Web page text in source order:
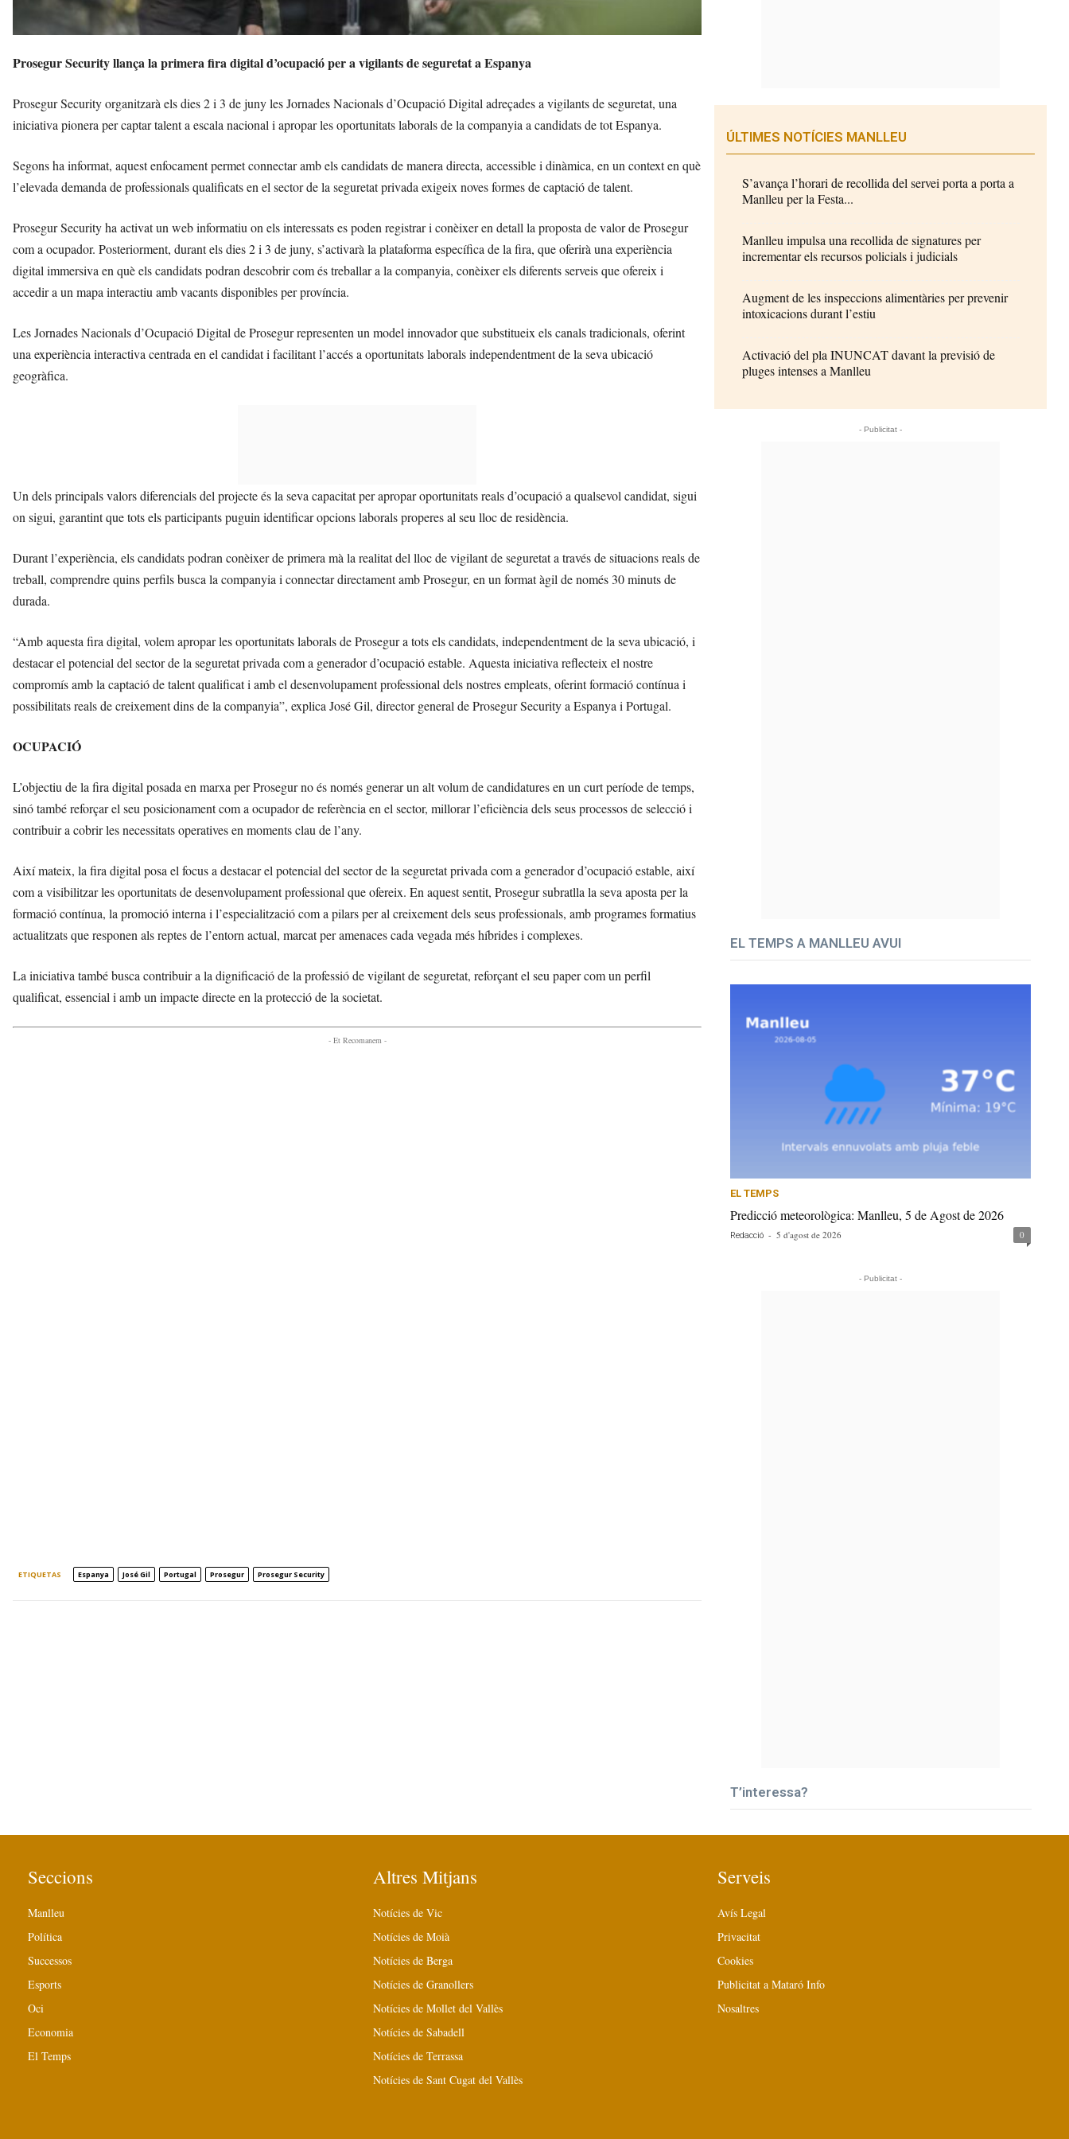
Prosegur Security llança la primera fira digital d’ocupació per a vigilants de seguretat a Espanya
Prosegur Security organitzarà els dies 2 i 3 de juny les Jornades Nacionals d’Ocupació Digital adreçades a vigilants de seguretat, una
iniciativa pionera per captar talent a escala nacional i apropar les oportunitats laborals de la companyia a candidats de tot Espanya.
Segons ha informat, aquest enfocament permet connectar amb els candidats de manera directa, accessible i dinàmica, en un context en què
l’elevada demanda de professionals qualificats en el sector de la seguretat privada exigeix noves formes de captació de talent.
Prosegur Security ha activat un web informatiu on els interessats es poden registrar i conèixer en detall la proposta de valor de Prosegur
com a ocupador. Posteriorment, durant els dies 2 i 3 de juny, s’activarà la plataforma específica de la fira, que oferirà una experiència
digital immersiva en què els candidats podran descobrir com és treballar a la companyia, conèixer els diferents serveis que ofereix i
accedir a un mapa interactiu amb vacants disponibles per província.
Les Jornades Nacionals d’Ocupació Digital de Prosegur representen un model innovador que substitueix els canals tradicionals, oferint
una experiència interactiva centrada en el candidat i facilitant l’accés a oportunitats laborals independentment de la seva ubicació
geogràfica.
Un dels principals valors diferencials del projecte és la seva capacitat per apropar oportunitats reals d’ocupació a qualsevol candidat, sigui
on sigui, garantint que tots els participants puguin identificar opcions laborals properes al seu lloc de residència.
Durant l’experiència, els candidats podran conèixer de primera mà la realitat del lloc de vigilant de seguretat a través de situacions reals de
treball, comprendre quins perfils busca la companyia i connectar directament amb Prosegur, en un format àgil de només 30 minuts de
durada.
“Amb aquesta fira digital, volem apropar les oportunitats laborals de Prosegur a tots els candidats, independentment de la seva ubicació, i
destacar el potencial del sector de la seguretat privada com a generador d’ocupació estable. Aquesta iniciativa reflecteix el nostre
compromís amb la captació de talent qualificat i amb el desenvolupament professional dels nostres empleats, oferint formació contínua i
possibilitats reals de creixement dins de la companyia”, explica José Gil, director general de Prosegur Security a Espanya i Portugal.
OCUPACIÓ
L’objectiu de la fira digital posada en marxa per Prosegur no és només generar un alt volum de candidatures en un curt període de temps,
sinó també reforçar el seu posicionament com a ocupador de referència en el sector, millorar l’eficiència dels seus processos de selecció i
contribuir a cobrir les necessitats operatives en moments clau de l’any.
Així mateix, la fira digital posa el focus a destacar el potencial del sector de la seguretat privada com a generador d’ocupació estable, així
com a visibilitzar les oportunitats de desenvolupament professional que ofereix. En aquest sentit, Prosegur subratlla la seva aposta per la
formació contínua, la promoció interna i l’especialització com a pilars per al creixement dels seus professionals, amb programes formatius
actualitzats que responen als reptes de l’entorn actual, marcat per amenaces cada vegada més híbrides i complexes.
La iniciativa també busca contribuir a la dignificació de la professió de vigilant de seguretat, reforçant el seu paper com un perfil
qualificat, essencial i amb un impacte directe en la protecció de la societat.
- Et Recomanem -
ETIQUETAS Espanya José Gil Portugal Prosegur Prosegur Security
ÚLTIMES NOTÍCIES MANLLEU
S’avança l’horari de recollida del servei porta a porta a
Manlleu per la Festa...
Manlleu impulsa una recollida de signatures per
incrementar els recursos policials i judicials
Augment de les inspeccions alimentàries per prevenir
intoxicacions durant l’estiu
Activació del pla INUNCAT davant la previsió de
pluges intenses a Manlleu
- Publicitat -
EL TEMPS A MANLLEU AVUI
EL TEMPS
Predicció meteorològica: Manlleu, 5 de Agost de 2026
Redacció - 5 d'agost de 2026 0
- Publicitat -
T’interessa?
Seccions
Manlleu
Política
Successos
Esports
Oci
Economia
El Temps
Altres Mitjans
Notícies de Vic
Notícies de Moià
Notícies de Berga
Notícies de Granollers
Notícies de Mollet del Vallès
Notícies de Sabadell
Notícies de Terrassa
Notícies de Sant Cugat del Vallès
Serveis
Avís Legal
Privacitat
Cookies
Publicitat a Mataró Info
Nosaltres